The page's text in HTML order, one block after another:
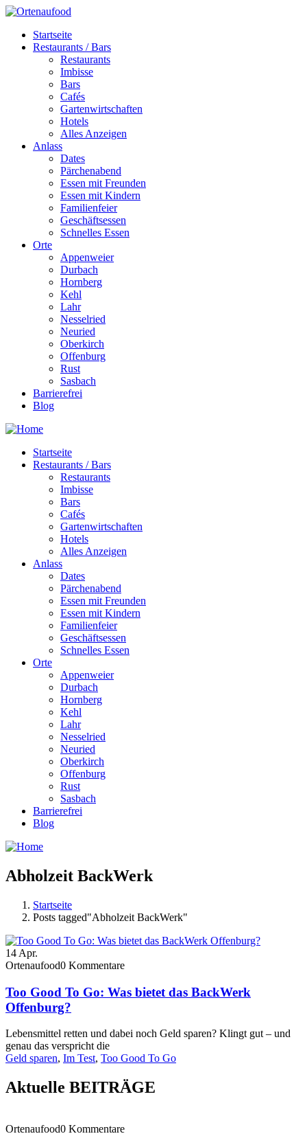
Startseite
Restaurants / Bars
Restaurants
Imbisse
Bars
Cafés
Gartenwirtschaften
Hotels
Alles Anzeigen
Anlass
Dates
Pärchenabend
Essen mit Freunden
Essen mit Kindern
Familienfeier
Geschäftsessen
Schnelles Essen
Orte
Appenweier
Durbach
Hornberg
Kehl
Lahr
Nesselried
Neuried
Oberkirch
Offenburg
Rust
Sasbach
Barrierefrei
Blog
Startseite
Restaurants / Bars
Restaurants
Imbisse
Bars
Cafés
Gartenwirtschaften
Hotels
Alles Anzeigen
Anlass
Dates
Pärchenabend
Essen mit Freunden
Essen mit Kindern
Familienfeier
Geschäftsessen
Schnelles Essen
Orte
Appenweier
Durbach
Hornberg
Kehl
Lahr
Nesselried
Neuried
Oberkirch
Offenburg
Rust
Sasbach
Barrierefrei
Blog
Abholzeit BackWerk
Startseite
Posts tagged"Abholzeit BackWerk"
14 Apr.
Ortenaufood0 Kommentare
Too Good To Go: Was bietet das BackWerk
Offenburg?
Lebensmittel retten und dabei noch Geld sparen? Klingt gut – und
genau das verspricht die
Geld sparen, Im Test, Too Good To Go
Aktuelle BEITRÄGE
Ortenaufood0 Kommentare